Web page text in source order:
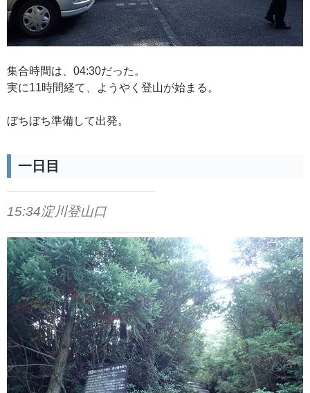
集合時間は、04:30だった。
実に11時間経て、ようやく登山が始まる。
ぼちぼち準備して出発。
一日目
15:34淀川登山口